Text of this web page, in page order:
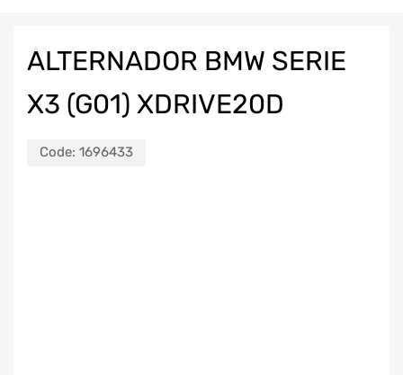
ALTERNADOR BMW SERIE
X3 (G01) XDRIVE20D
Code: 1696433